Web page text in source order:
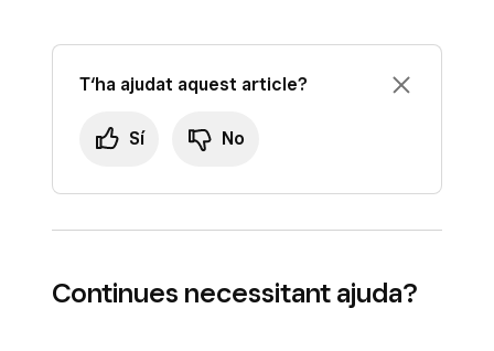
T‘ha ajudat aquest article?
Sí No
Continues necessitant ajuda?